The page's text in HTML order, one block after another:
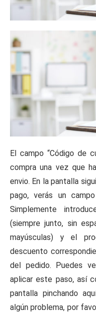
El campo “Código de
compra una vez que
envio. En la pantalla
pago, verás un campo
Simplemente
(siempre junto, sin
mayúsculas) y el
descuento
del pedido. Puedes
aplicar este paso, así
pantalla pinchando
algún problema, por